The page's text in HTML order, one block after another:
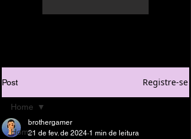
Post Registre-se
Home
Home
brothergamer
21 de fev. de 2024 1 min de leitura